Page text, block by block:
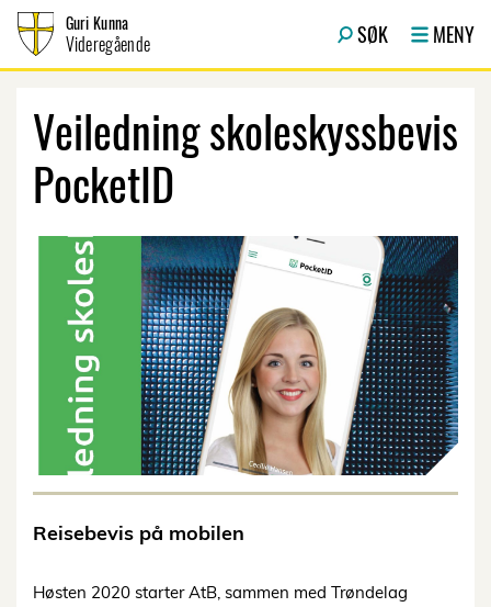
Guri Kunna
Videregående SØK MENY
Veiledning skoleskyssbevis
PocketID
Reisebevis på mobilen
Høsten 2020 starter AtB, sammen med Trøndelag